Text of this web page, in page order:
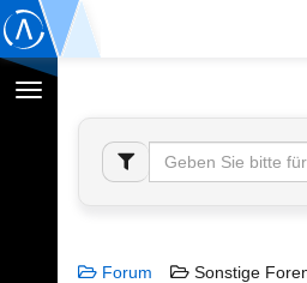
Navigation
umschalten
Forum
Sonstige